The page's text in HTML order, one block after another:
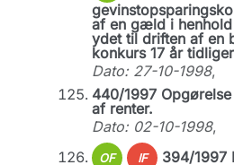
af en gæld i
ydet til driften af en
konkurs 17 år
Dato: 27-10-1998,
440/1997
af renter.
Dato: 02-10-1998,
OF IF
394/1997